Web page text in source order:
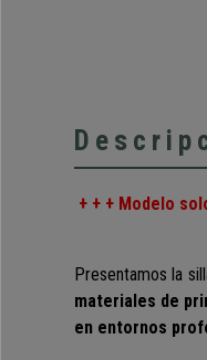
+ + + Modelo
Presentamos la
materiales de
en entornos